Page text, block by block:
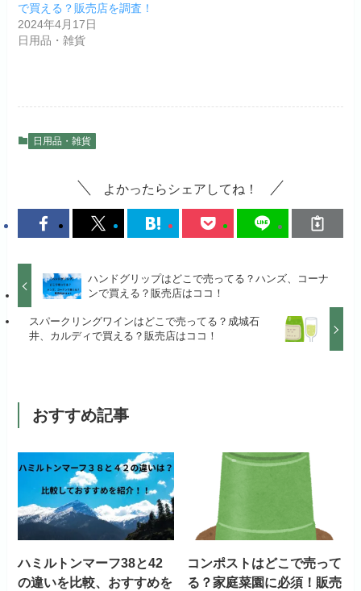
で買える？販売店を調査！
2024年4月17日
日用品・雑貨
日用品・雑貨
よかったらシェアしてね！
ハンドグリップはどこで売ってる？ハンズ、コーナ
ンで買える？販売店はココ！
スパークリングワインはどこで売ってる？成城石
井、カルディで買える？販売店はココ！
おすすめ記事
ハミルトンマーフ38と42
の違いを比較、おすすめを
コンポストはどこで売って
る？家庭菜園に必須！販売